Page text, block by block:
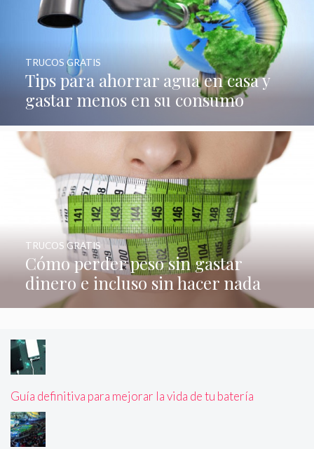
Tips para ahorrar agua en casa y
gastar menos en su consumo
TRUCOS GRATIS
Cómo perder peso sin gastar
dinero e incluso sin hacer nada
TRUCOS GRATIS
Guía definitiva para mejorar la vida de tu batería